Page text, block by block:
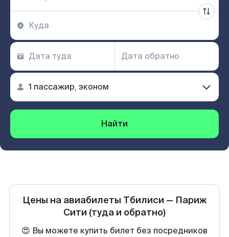
Найти
Цены на авиабилеты Тбилиси — Париж
Сити (туда и обратно)
😍 Вы можете купить билет без посредников